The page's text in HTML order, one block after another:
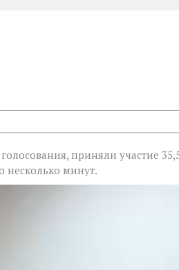
приняли участие
несколько минут.